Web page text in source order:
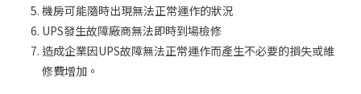
機房可能隨時出現無法正常運作的狀況
UPS發生故障廠商無法即時到場檢修
造成企業因UPS故障無法正常運作而產生不必要的損失或維
修費增加。